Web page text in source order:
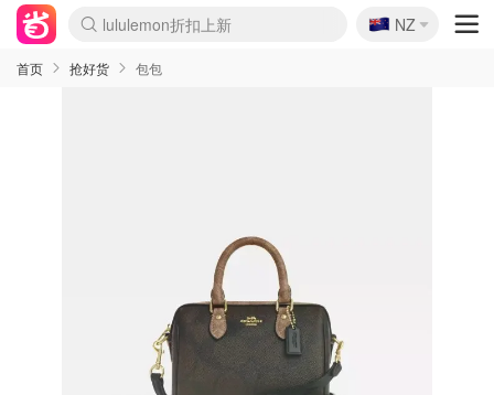
lululemon折扣上新
Sasa美妆护肤3.5折
SSENSE年中3折
FreshBeauty好价汇总
Cettire降价+叠9折
Farfetch折上8折
WWS Coles超市实拍
viagogo二手票捡漏
Myer清仓1折起
The Outnet奢牌1折起
David Jones 3折起
Flannels大牌1折
Perfumes Club护肤1折
AMIRO返校季6.2折
Oweek抽奖送Airpods
Amazon折扣汇总
eToro入金$200送$50
Amazon数码好物
ICONIC本周7.5折
ThedoubleF高奢地板价
Moose Knuckles 6折
丝芙兰5折起
EUFY官网3.7折起
Selenichast首饰2折
Trip机票酒店促销
YSL送5件彩妆礼
Amazon家居好物
BIGBANG巡演开票
David Jones时尚3折
Amazon美妆护肤
雅漾大喷$8
过敏原检测盒$33
伊索独家赠50ml沐浴露
科颜氏清仓3折
SEALIFE海洋馆门票6折
丝塔芙大白罐$16
订阅Newsletter送香薰
Cult Beauty 6.8折
Harrods圣诞日历2.3折
LN-CC奢牌私促3折
d'Alba空姐喷雾$16
EVE LOM套装逆天2折
Bernardelli独家4折
Adore Beauty 6折起
CT圣诞日历
Mytheresa奢品2.7折
Luxury Escapes 9折
Currentbody美容仪9折
卡诗9折+赠4件礼
MOON Garden Live
ALLSAINTS美衣3折
Roborock扫地机3.7折
Tingo Life水杯$24
Valentino官网5折
CR洗发护发6.3折
🇳🇿
NZ
首页 抢好货 包包